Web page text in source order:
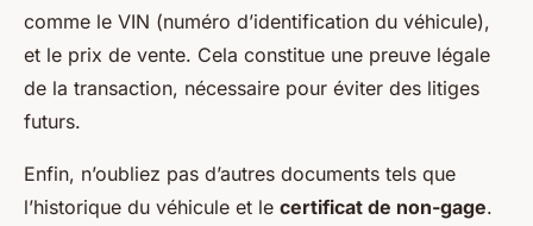
comme le VIN (numéro d’identification du véhicule),
et le prix de vente. Cela constitue une preuve légale
de la transaction, nécessaire pour éviter des litiges
futurs.
Enfin, n’oubliez pas d’autres documents tels que
l’historique du véhicule et le certificat de non-gage.